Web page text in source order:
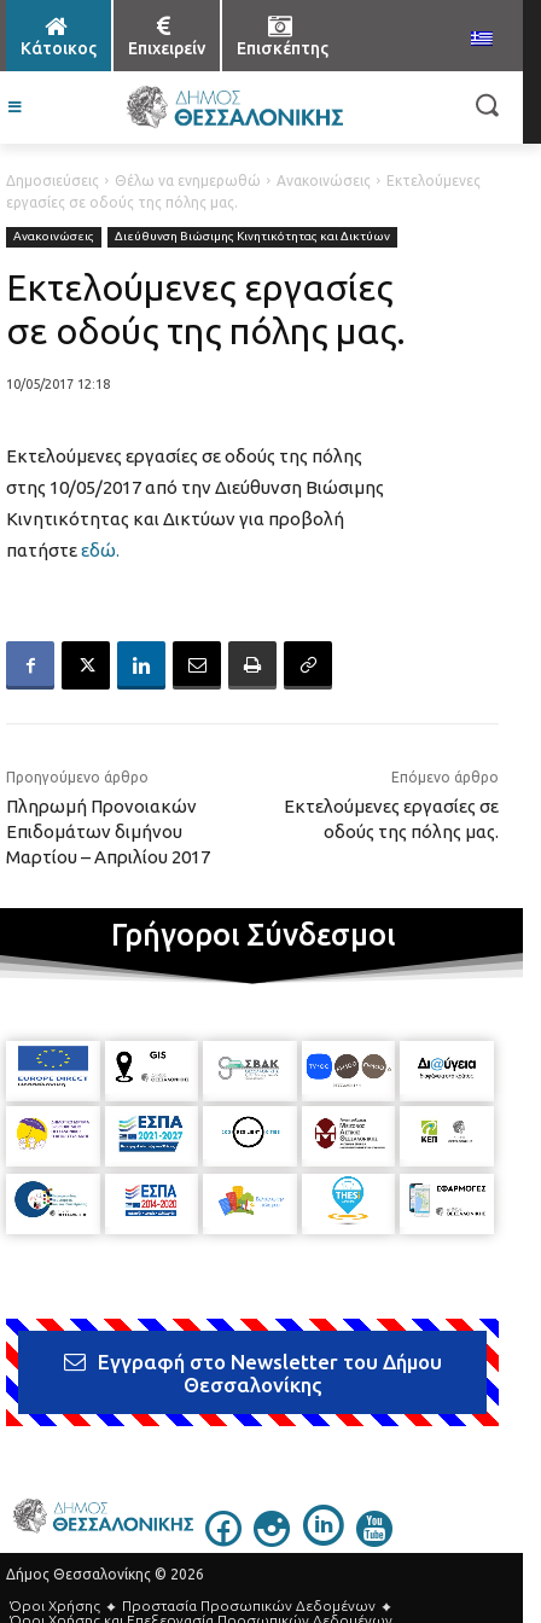
Κάτοικος Επιχειρείν Επισκέπτης
Δημοσιεύσεις Θέλω να ενημερωθώ Ανακοινώσεις
Εκτελούμενες
εργασίες σε οδούς της πόλης μας.
Ανακοινώσεις Διεύθυνση Βιώσιμης Κινητικότητας και Δικτύων
Εκτελούμενες εργασίες
σε οδούς της πόλης μας.
10/05/2017 12:18
Εκτελούμενες εργασίες σε οδούς της πόλης
στης 10/05/2017 από την Διεύθυνση Βιώσιμης
Κινητικότητας και Δικτύων για προβολή
πατήστεεδώ.
Προηγούμενο άρθρο
Πληρωμή Προνοιακών
Επιδομάτων διμήνου
Μαρτίου – Απριλίου 2017
Επόμενο άρθρο
Εκτελούμενες εργασίες σε
οδούς της πόλης μας.
Γρήγοροι Σύνδεσμοι
Εγγραφή στο Newsletter του Δήμου
Θεσσαλονίκης
Δήμος Θεσσαλονίκης © 2026
Όροι Χρήσης
Προστασία Προσωπικών Δεδομένων